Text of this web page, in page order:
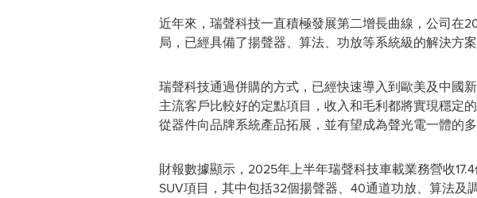
近年來，瑞聲科技一直積極發展第二增長曲線，公司在
局，已經具備了揚聲器、算法、功放等系統級的解決方案
瑞聲科技通過併購的方式，已經快速導入到歐美及中國
主流客戶比較好的定點項目，收入和毛利都將實現穩定
從器件向品牌系統產品拓展，並有望成為聲光電一體的多
財報數據顯示，2025年上半年瑞聲科技車載業務營收
SUV項目，其中包括32個揚聲器、40通道功放、算法及調